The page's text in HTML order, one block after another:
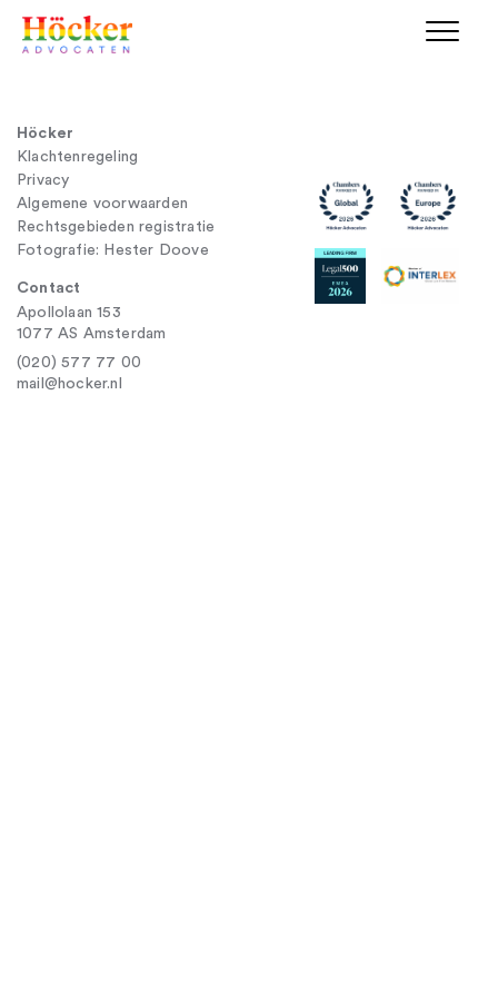
Höcker
Klachtenregeling
Privacy
Algemene voorwaarden
Rechtsgebieden registratie
Fotografie: Hester Doove
Contact
Apollolaan 153
1077 AS Amsterdam
(020) 577 77 00
mail@hocker.nl